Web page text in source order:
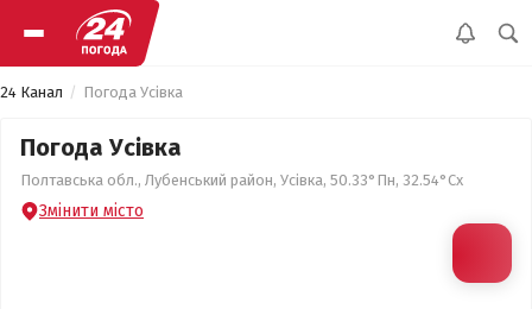
24 Канал Погода Усівка
Погода Усівка
Полтавська обл., Лубенський район, Усівка, 50.33°Пн, 32.54°Сх
Змінити місто